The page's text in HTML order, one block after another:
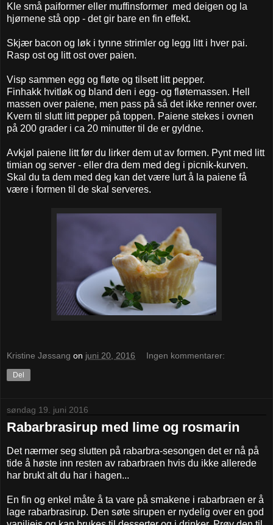
Kle små paiformer eller muffinsformer med deigen og la
hjørnene stå opp - det gir bare en fin effekt.
Skjær bacon og løk i tynne strimler og legg litt i hver pai.
Rasp ost og litt ost over paien.
Visp sammen egg og fløte og tilsett litt pepper.
Finhakk hvitløk og bland den i egg- og fløtemassen. Hell
massen over paiene, men pass på så det ikke renner over.
Kvern til slutt litt pepper på toppen. Paiene stekes i ovnen
på 200 grader i ca 20 minutter til de er gyldne.
Avkjøl paiene litt før du lirker dem ut av formen. Pynt med litt
timian og server - eller dra dem med deg i picnik-kurven.
Skal du ta dem med deg kan det være lurt å la paiene få
være i formen til de skal serveres.
Kristine Jøssang on juni 20, 2016 Ingen kommentarer:
Del
søndag 19. juni 2016
Rabarbrasirup med lime og rosmarin
Det nærmer seg slutten på rabarbra-sesongen det er nå på
tide å høste inn resten av rabarbraen hvis du ikke allerede
har brukt alt du har i hagen...
En fin og enkel måte å ta vare på smakene i rabarbraen er å
lage rabarbrasirup. Den søte sirupen er nydelig over en god